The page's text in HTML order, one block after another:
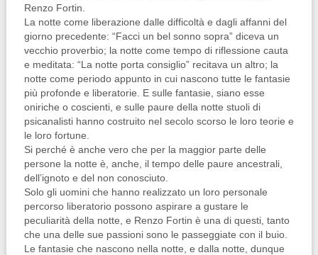
Renzo Fortin.
La notte come liberazione dalle difficoltà e dagli affanni del
giorno precedente: “Facci un bel sonno sopra” diceva un
vecchio proverbio; la notte come tempo di riflessione cauta
e meditata: “La notte porta consiglio” recitava un altro; la
notte come periodo appunto in cui nascono tutte le fantasie
più profonde e liberatorie. E sulle fantasie, siano esse
oniriche o coscienti, e sulle paure della notte stuoli di
psicanalisti hanno costruito nel secolo scorso le loro teorie e
le loro fortune.
Si perché è anche vero che per la maggior parte delle
persone la notte è, anche, il tempo delle paure ancestrali,
dell’ignoto e del non conosciuto.
Solo gli uomini che hanno realizzato un loro personale
percorso liberatorio possono aspirare a gustare le
peculiarità della notte, e Renzo Fortin è una di questi, tanto
che una delle sue passioni sono le passeggiate con il buio.
Le fantasie che nascono nella notte, e dalla notte, dunque